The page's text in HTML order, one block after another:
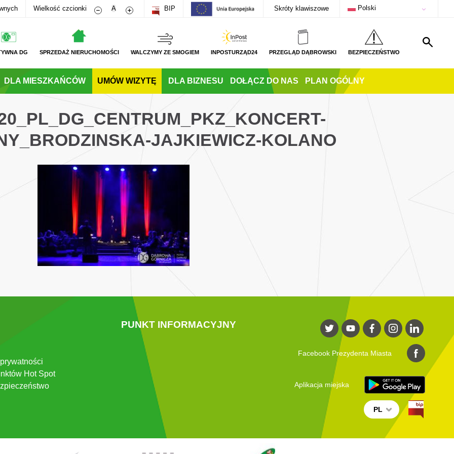
Wielkość czcionki Zmniejsz rozmiar czcionki
A Zwiększ rozmiar czcionki
BIP Skróty klawiszowe Polski
DG SPRZEDAŻ NIERUCHOMOŚCI WALCZYMY ZE SMOGIEM INPOSTURZĄD24 PRZEGLĄD DĄBROWSKI BEZPIECZEŃSTWO
DLA MIESZKAŃCÓW UMÓW WIZYTĘ DLA BIZNESU DOŁĄCZ DO NAS PLAN OGÓLNY
JAJKIEWICZ-KOLANO
Hot Spot
PUNKT INFORMACYJNY
Facebook Prezydenta Miasta
Aplikacja miejska
PL